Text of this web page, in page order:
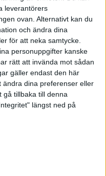
leverantörers
ovan. Alternativt kan du
och ändra dina
för att neka samtycke.
personuppgifter kanske
rätt att invända mot sådan
gäller endast den här
ändra dina preferenser eller
gå tillbaka till denna
längst ned på